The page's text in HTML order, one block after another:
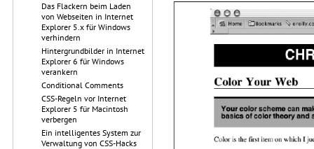
Das Flackern beim Laden
von Webseiten in Internet
Explorer 5.x für Windows
verhindern
Hintergrundbilder in Internet
Explorer 6 für Windows
verankern
Conditional Comments
CSS-Regeln vor Internet
Explorer 5 für Macintosh
verbergen
Ein intelligentes System zur
Verwaltung von CSS-Hacks